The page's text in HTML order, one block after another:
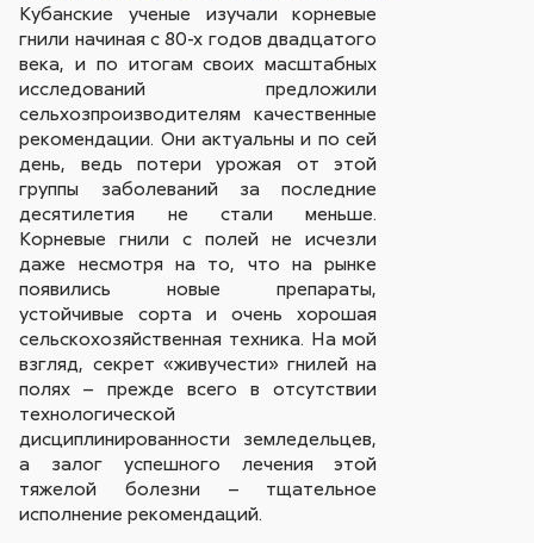
Кубанские ученые изучали корневые
гнили начиная с 80-х годов двадцатого
века, и по итогам своих масштабных
исследований предложили
сельхозпроизводителям качественные
рекомендации. Они актуальны и по сей
день, ведь потери урожая от этой
группы заболеваний за последние
десятилетия не стали меньше.
Корневые гнили с полей не исчезли
даже несмотря на то, что на рынке
появились новые препараты,
устойчивые сорта и очень хорошая
сельскохозяйственная техника. На мой
взгляд, секрет «живучести» гнилей на
полях – прежде всего в отсутствии
технологической
дисциплинированности земледельцев,
а залог успешного лечения этой
тяжелой болезни – тщательное
исполнение рекомендаций.